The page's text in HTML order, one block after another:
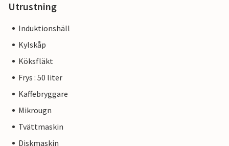
Utrustning
Induktionshäll
Kylskåp
Köksfläkt
Frys : 50 liter
Kaffebryggare
Mikrougn
Tvättmaskin
Diskmaskin